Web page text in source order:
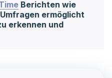
Berichten wie
ermöglicht
erkennen und